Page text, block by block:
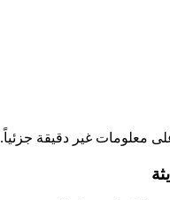
معلومات غير دقيقة جزئياً.